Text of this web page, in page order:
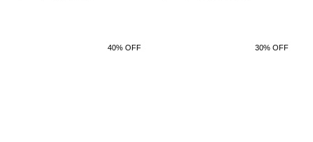
40% OFF 30% OFF